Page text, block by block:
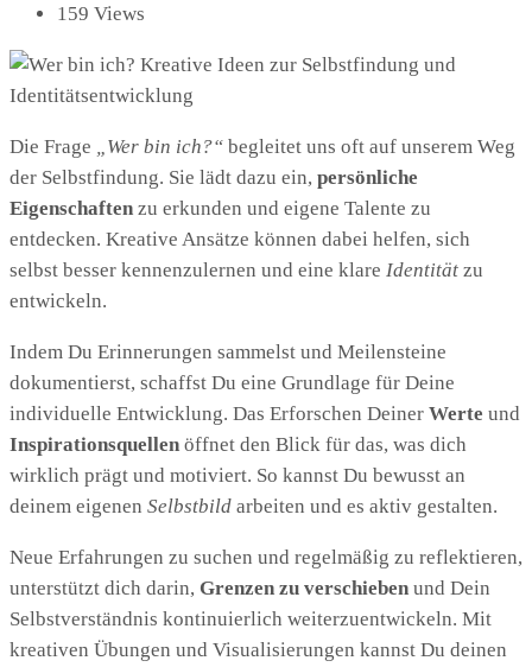
159 Views
Die Frage „Wer bin ich?“ begleitet uns oft auf unserem Weg
der Selbstfindung. Sie lädt dazu ein, persönliche
Eigenschaften zu erkunden und eigene Talente zu
entdecken. Kreative Ansätze können dabei helfen, sich
selbst besser kennenzulernen und eine klare Identität zu
entwickeln.
Indem Du Erinnerungen sammelst und Meilensteine
dokumentierst, schaffst Du eine Grundlage für Deine
individuelle Entwicklung. Das Erforschen Deiner Werte und
Inspirationsquellen öffnet den Blick für das, was dich
wirklich prägt und motiviert. So kannst Du bewusst an
deinem eigenen Selbstbild arbeiten und es aktiv gestalten.
Neue Erfahrungen zu suchen und regelmäßig zu reflektieren,
unterstützt dich darin, Grenzen zu verschieben und Dein
Selbstverständnis kontinuierlich weiterzuentwickeln. Mit
kreativen Übungen und Visualisierungen kannst Du deinen